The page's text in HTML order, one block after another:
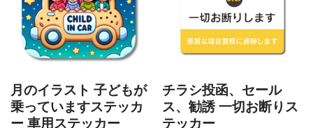
月のイラスト 子どもが
乗っていますステッカ
ー 車用ステッカー
チラシ投函、セール
ス、勧誘 一切お断りス
テッカー